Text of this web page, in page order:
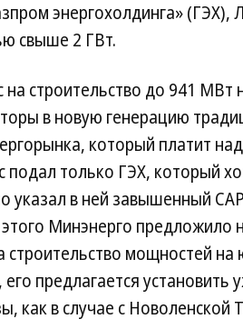
энергохолдинга»
свыше 2 ГВт.
на строительство до 941
в новую генерацию
который платит
подал только ГЭХ, который
указал в ней завышенный
Минэнерго предложило
строительство мощностей на
его предлагается
как в случае с